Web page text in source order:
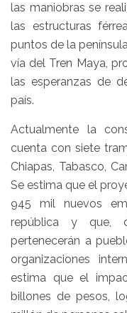
las maniobras se
las estructuras
puntos de la
vía del Tren Maya,
las esperanzas de
país.
Actualmente la
cuenta con siete
Chiapas, Tabasco,
Se estima que el
945 mil nuevos
república y que,
pertenecerán a
organizaciones
estima que el
billones de pesos,